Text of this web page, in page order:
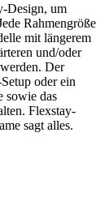
Design, um
Rahmengröße
mit längerem
und/oder
Der
oder ein
sowie das
Flexstay-
sagt alles.